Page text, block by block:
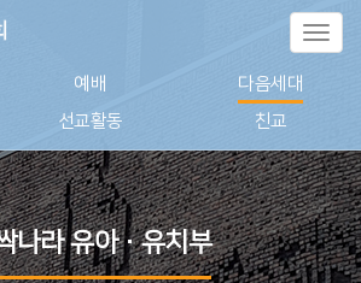
예배
다음세대
선교활동 친교
나라 유아·유치부